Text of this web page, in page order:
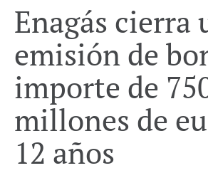
Enagás cierra
emisión de
importe de
millones de
12 años